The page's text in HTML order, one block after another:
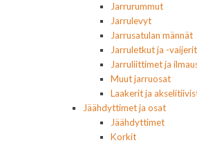
Jarrurummut
Jarrulevyt
Jarrusatulan männät
Jarruletkut ja -vaijerit
Jarruliittimet ja
Muut jarruosat
Laakerit ja
Jäähdyttimet ja osat
Jäähdyttimet
Korkit